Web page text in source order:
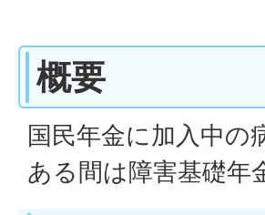
概要
国民年金に加入中の
ある間は障害基礎年